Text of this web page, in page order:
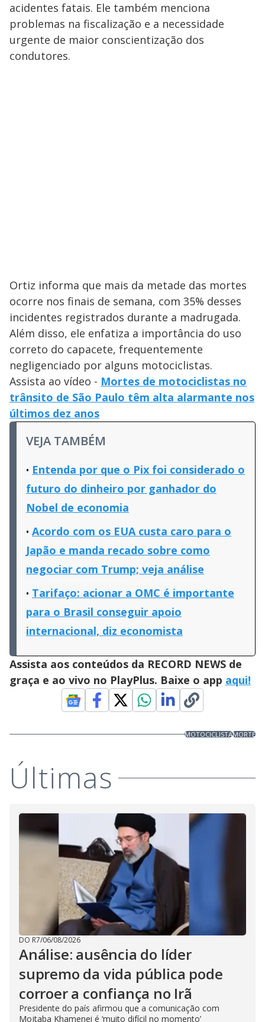
acidentes fatais. Ele também menciona
problemas na fiscalização e a necessidade
urgente de maior conscientização dos
condutores.
Ortiz informa que mais da metade das mortes
ocorre nos finais de semana, com 35% desses
incidentes registrados durante a madrugada.
Além disso, ele enfatiza a importância do uso
correto do capacete, frequentemente
negligenciado por alguns motociclistas.
Assista ao vídeo - Mortes de motociclistas no
trânsito de São Paulo têm alta alarmante nos
últimos dez anos
VEJA TAMBÉM
Entenda por que o Pix foi considerado o
futuro do dinheiro por ganhador do
Nobel de economia
Acordo com os EUA custa caro para o
Japão e manda recado sobre como
negociar com Trump; veja análise
Tarifaço: acionar a OMC é importante
para o Brasil conseguir apoio
internacional, diz economista
Assista aos conteúdos da RECORD NEWS de
graça e ao vivo no PlayPlus. Baixe o app aqui!
MOTOCICLISTAMORTE
Últimas
DO R7/06/08/2026
Análise: ausência do líder
supremo da vida pública pode
corroer a confiança no Irã
Presidente do país afirmou que a comunicação com
Mojtaba Khamenei é ‘muito difícil no momento’